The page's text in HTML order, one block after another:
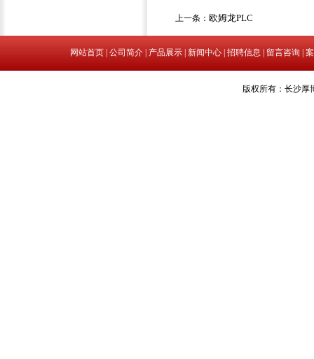
上一条： 欧姆龙PLC
网站首页| 公司简介| 产品展示| 新闻中心| 招聘信息 留言咨询
版权所有：长沙